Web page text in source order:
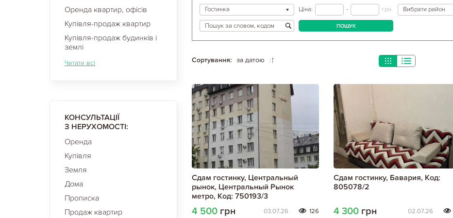
Оренда квартир, офісів
Купівля-продаж квартир
Купівля-продаж будинків і
землі
Читати всі
КОНСУЛЬТАЦІЇ
З НЕРУХОМОСТІ:
Оренда
Купівля
Земля
Дома
Прописка
Продаж квартир
Гостинка Ціна: - грн. Вибрати район
ПОШУК
Сортування: за датою
Сдам гостинку, Центральный
рынок, Центральный Рынок
метро, Код: 750193/3
4 500 грн 03.07.26 126
Сдам гостинку, Бавария, Код:
805078/2
4 300 грн 02.07.26